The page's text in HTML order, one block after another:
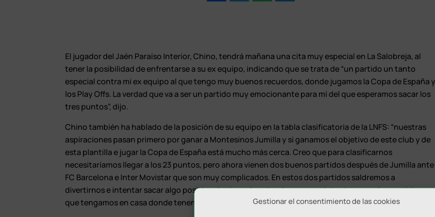
Gestionar el consentimiento de las cookies
El jugador del Jaén Paraíso Interior, Chino, tendrá mañana una cita muy especial en La Salobreja, al
tener la posibilidad de enfrentarse a su ex equipo, indicando que se trata de “un partido un tanto
especial contra mi ex equipo al que tengo muy buenos recuerdos, donde jugamos la Copa de España
los Play Offs. La verdad que va a ser un partido muy emocionante para mí del que esperamos sacar los
tres puntos”, dijo.
Chino también ha hablado de la posición de su equipo en la tabla clasificatoria de la LNFS: “nuestras
aspiraciones pasan primero por ganar a Montesinos Jumilla y si ganamos el objetivo de este club y de
esta plantilla e jugar la Copa de España está mucho más cerca. Creo que para clasificarnos
necesitaríamos llegar a los 23 puntos, pero ahora vienen dos buenos partidos después de Jumilla ante
FC Barcelona e Inter Movistar que son muy complicados. En estos dos partidos saldremos a
divertirnos e intentar sacar algo positivo si cabe y si no, tendremos que intentar ganar los partidos
que tengamos en casa donde tenemos que puntuar sí o sí”.